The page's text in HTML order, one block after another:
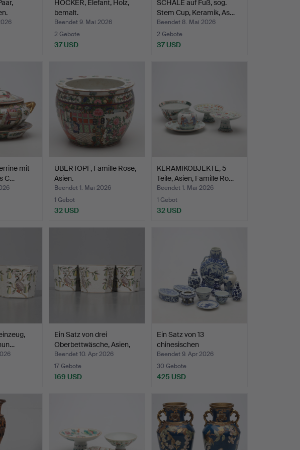
HOCKER, Elefant, Holz,
bemalt.
Beendet 9. Mai 2026
2 Gebote
37 USD
SCHALE auf Fuß, sog.
Stem Cup, Keramik, As…
Beendet 8. Mai 2026
2 Gebote
37 USD
mit
C…
ÜBERTOPF, Famille Rose,
Asien.
Beendet 1. Mai 2026
1 Gebot
32 USD
KERAMIKOBJEKTE, 5
Teile, Asien, Famille Ro…
Beendet 1. Mai 2026
1 Gebot
32 USD
Ein Satz von drei
Oberbettwäsche, Asien,
2…
Beendet 10. Apr 2026
17 Gebote
169 USD
Ein Satz von 13
chinesischen
Porzellanobje…
Beendet 9. Apr 2026
30 Gebote
425 USD